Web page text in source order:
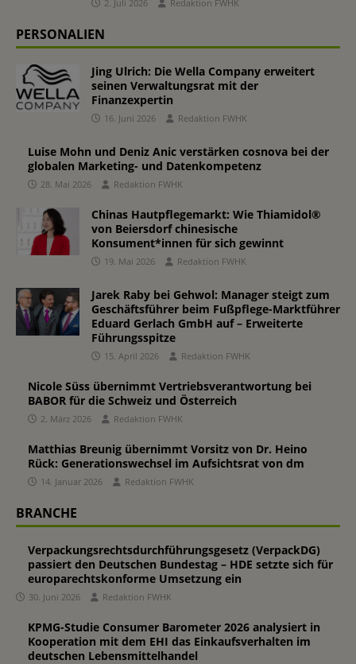
2. Juli 2026 Redaktion FWHK
PERSONALIEN
Jing Ulrich: Die Wella Company erweitert
seinen Verwaltungsrat mit der
Finanzexpertin
16. Juni 2026 Redaktion FWHK
Luise Mohn und Deniz Anic verstärken cosnova bei der
globalen Marketing- und Datenkompetenz
28. Mai 2026 Redaktion FWHK
Chinas Hautpflegemarkt: Wie Thiamidol®
von Beiersdorf chinesische
Konsument*innen für sich gewinnt
19. Mai 2026 Redaktion FWHK
Jarek Raby bei Gehwol: Manager steigt zum
Geschäftsführer beim Fußpflege-Marktführer
Eduard Gerlach GmbH auf – Erweiterte
Führungsspitze
15. April 2026 Redaktion FWHK
Nicole Süss übernimmt Vertriebsverantwortung bei
BABOR für die Schweiz und Österreich
2. März 2026 Redaktion FWHK
Matthias Breunig übernimmt Vorsitz von Dr. Heino
Rück: Generationswechsel im Aufsichtsrat von dm
14. Januar 2026 Redaktion FWHK
BRANCHE
Verpackungsrechtsdurchführungsgesetz (VerpackDG)
passiert den Deutschen Bundestag – HDE setzte sich für
europarechtskonforme Umsetzung ein
30. Juni 2026 Redaktion FWHK
KPMG-Studie Consumer Barometer 2026 analysiert in
Kooperation mit dem EHI das Einkaufsverhalten im
deutschen Lebensmittelhandel